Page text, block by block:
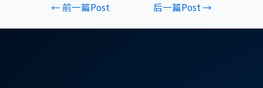
← 前一篇Post 后一篇Post→